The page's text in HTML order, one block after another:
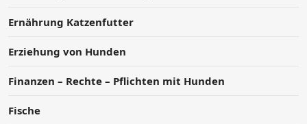
Ernährung Katzenfutter
Erziehung von Hunden
Finanzen – Rechte – Pflichten mit Hunden
Fische